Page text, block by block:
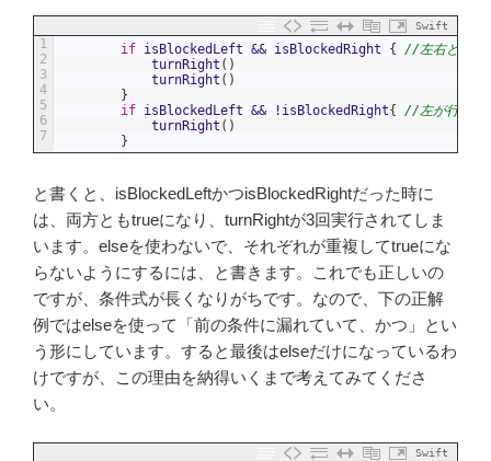
Swift
1
2
3
4
5
6
7
if isBlockedLeft && isBlockedRight {
//左右とも行
turnRight ( )
turnRight ( )
}
if isBlockedLeft && ! isBlockedRight{
//左が行き止
turnRight ( )
}
と書くと、isBlockedLeftかつisBlockedRightだった時に
は、両方ともtrueになり、turnRightが3回実行されてしま
います。elseを使わないで、それぞれが重複してtrueにな
らないようにするには、と書きます。これでも正しいの
ですが、条件式が長くなりがちです。なので、下の正解
例ではelseを使って「前の条件に漏れていて、かつ」とい
う形にしています。すると最後はelseだけになっているわ
けですが、この理由を納得いくまで考えてみてくださ
い。
Swift